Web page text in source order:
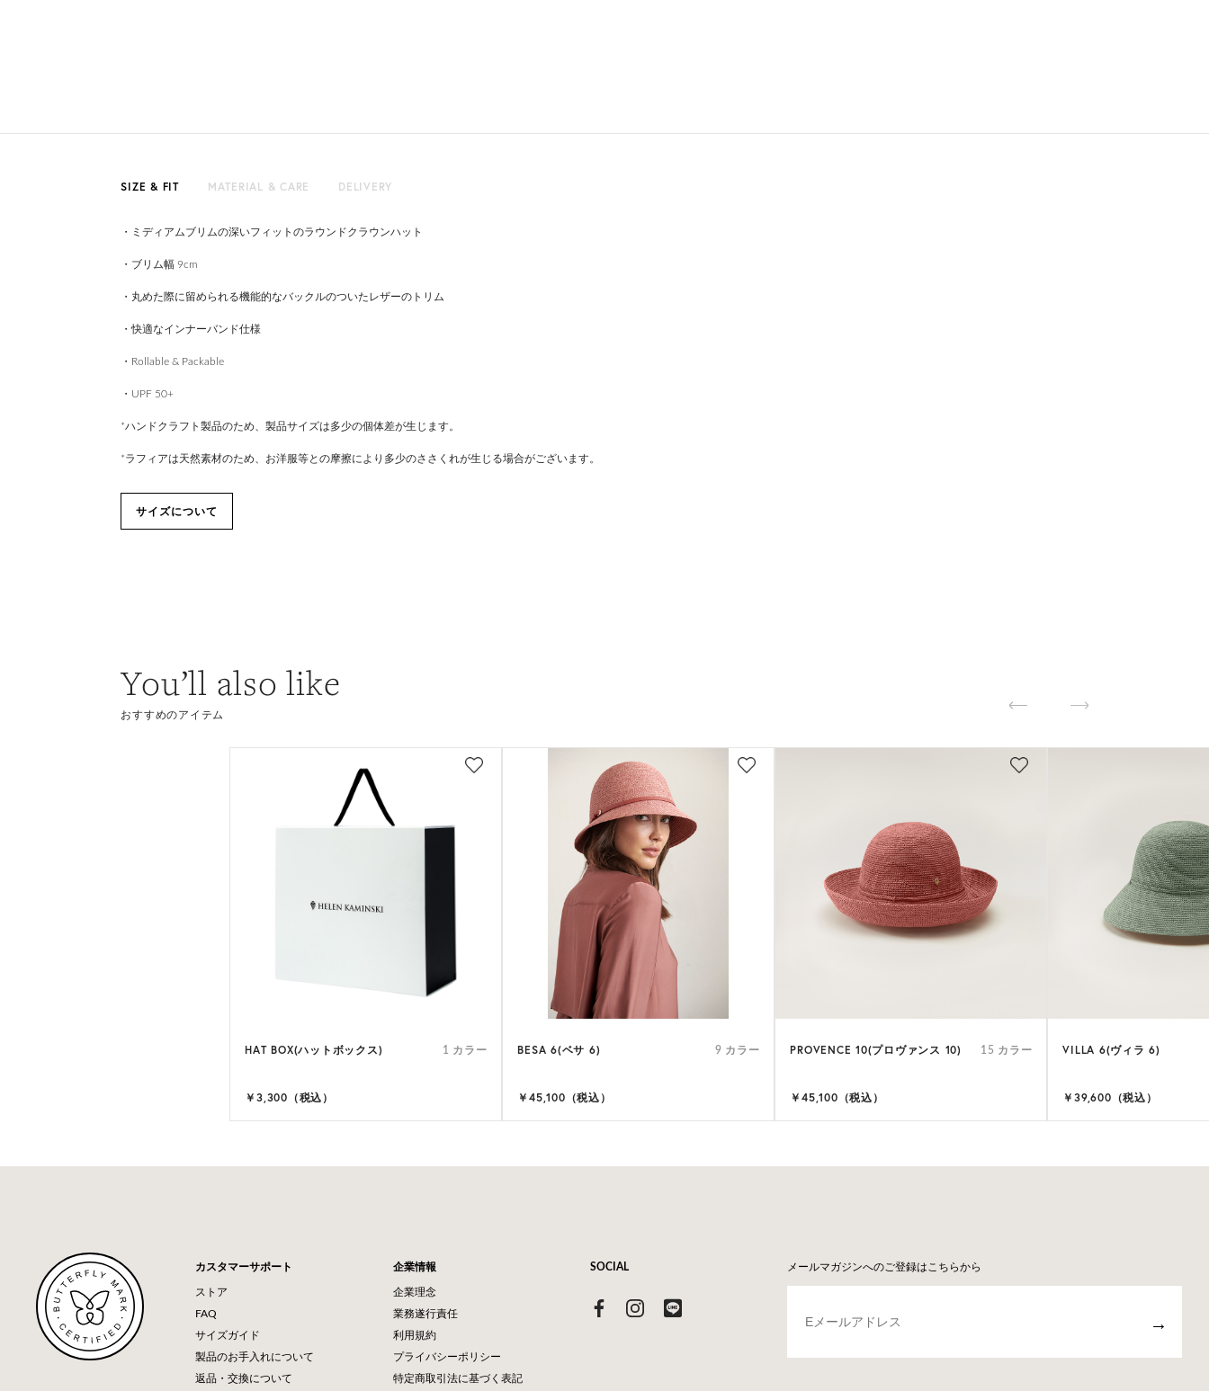
SIZE & FIT MATERIAL & CARE DELIVERY
・ミディアムブリムの深いフィットのラウンドクラウンハット
・ブリム幅 9cm
・丸めた際に留められる機能的なバックルのついたレザーのトリム
・快適なインナーバンド仕様
・Rollable & Packable
・UPF 50+
*ハンドクラフト製品のため、製品サイズは多少の個体差が生じます。
*ラフィアは天然素材のため、お洋服等との摩擦により多少のささくれが生じる場合がございます。
サイズについて
You’ll also like
おすすめのアイテム
HAT BOX(ハットボックス) 1 カラー
￥3,300（税込）
BESA 6(ベサ 6) 9 カラー
￥45,100（税込）
PROVENCE 10(プロヴァンス 10) 15 カラー
￥45,100（税込）
VILLA 6(ヴィラ 6)
￥39,600（税込）
メールマガジンへのご登録はこちらから
→
カスタマーサポート
ストア
FAQ
サイズガイド
製品のお手入れについて
返品・交換について
企業情報
企業理念
業務遂行責任
利用規約
プライバシーポリシー
特定商取引法に基づく表記
SOCIAL